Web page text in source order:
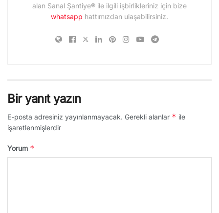
alan Sanal Şantiye® ile ilgili işbirlikleriniz için bize
whatsapp hattımızdan ulaşabilirsiniz.
Bir yanıt yazın
E-posta adresiniz yayınlanmayacak. Gerekli alanlar * ile
işaretlenmişlerdir
Yorum *